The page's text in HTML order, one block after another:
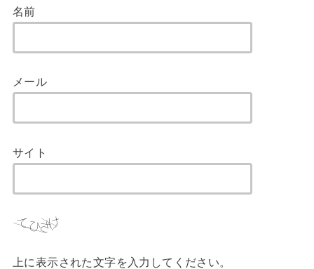
名前
メール
サイト
上に表示された文字を入力してください。